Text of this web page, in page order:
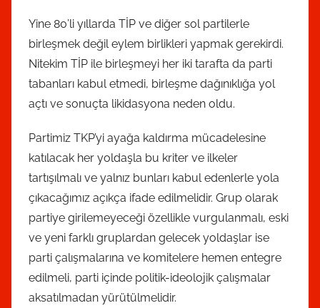
Yine 80’li yıllarda TİP ve diğer sol partilerle
birleşmek değil eylem birlikleri yapmak gerekirdi.
Nitekim TİP ile birleşmeyi her iki tarafta da parti
tabanları kabul etmedi, birleşme dağınıklığa yol
açtı ve sonuçta likidasyona neden oldu.
Partimiz TKP’yi ayağa kaldırma mücadelesine
katılacak her yoldaşla bu kriter ve ilkeler
tartışılmalı ve yalnız bunları kabul edenlerle yola
çıkacağımız açıkça ifade edilmelidir. Grup olarak
partiye girilemeyeceği özellikle vurgulanmalı, eski
ve yeni farklı gruplardan gelecek yoldaşlar ise
parti çalışmalarına ve komitelere hemen entegre
edilmeli, parti içinde politik-ideolojik çalışmalar
aksatılmadan yürütülmelidir.